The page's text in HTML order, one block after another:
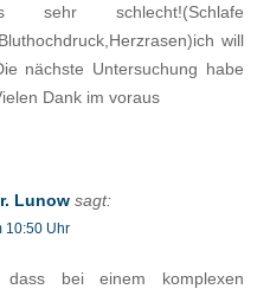
schlecht!(Schlafe
will
nächste Untersuchung habe
Dank im voraus
Lunow sagt:
10:50 Uhr
bei einem komplexen